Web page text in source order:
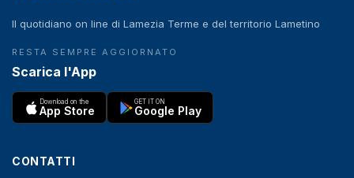
Il quotidiano on line di Lamezia Terme e del territorio Lametino
RESTA SEMPRE AGGIORNATO
Scarica l'App
Download on the
App Store
GET IT ON
Google Play
CONTATTI